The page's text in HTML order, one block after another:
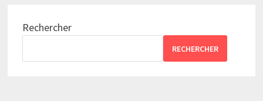
Rechercher
RECHERCHER